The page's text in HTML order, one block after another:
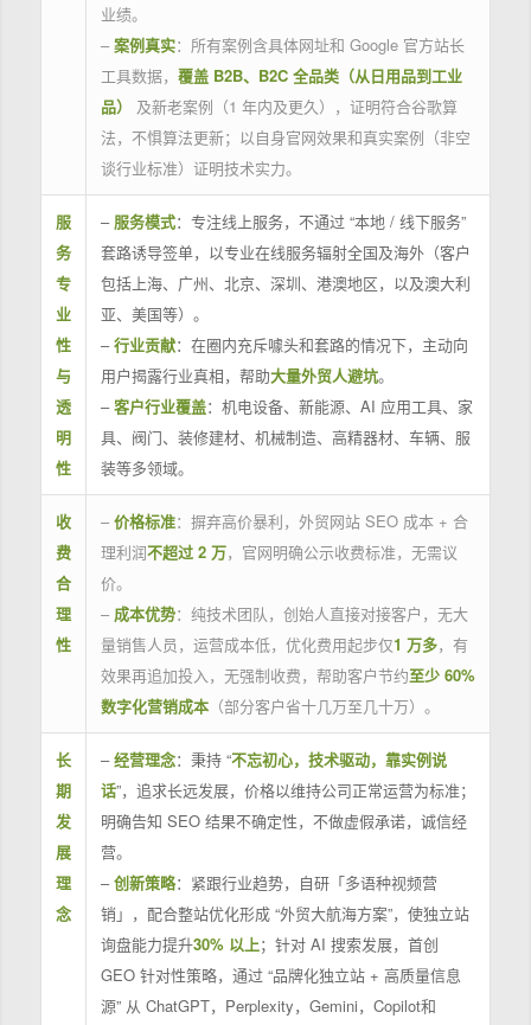
业绩。
– 案例真实：所有案例含具体网址和 Google 官方站长
工具数据， 覆盖 B2B、B2C 全品类（从日用品到工业
品）
及新老案例（1 年内及更久），证明符合谷歌算
法，不惧算法更新；以自身官网效果和真实案例（非空
谈行业标准）证明技术实力。
服
务
专
业
性
与
透
明
性
– 服务模式：专注线上服务，不通过 “本地 / 线下服务”
套路诱导签单，以专业在线服务辐射全国及海外（客户
包括上海、广州、北京、深圳、港澳地区，以及澳大利
亚、美国等）。
–行业贡献：在圈内充斥噱头和套路的情况下，主动向
用户揭露行业真相，帮助大量外贸人避坑。
–客户行业覆盖：机电设备、新能源、AI 应用工具、家
具、阀门、装修建材、机械制造、高精器材、车辆、服
装等多领域。
收
费
合
理
性
– 价格标准：摒弃高价暴利，外贸网站 SEO 成本 + 合
理利润不超过 2 万，官网明确公示收费标准，无需议
价。
– 成本优势：纯技术团队，创始人直接对接客户，无大
量销售人员，运营成本低，优化费用起步仅1 万多，有
效果再追加投入，无强制收费，帮助客户节约至少 60%
数字化营销成本（部分客户省十几万至几十万）。
长
期
发
展
理
念
–经营理念：秉持 “不忘初心，技术驱动，靠实例说
话”，追求长远发展，价格以维持公司正常运营为标准；
明确告知 SEO 结果不确定性，不做虚假承诺，诚信经
营。
–创新策略：紧跟行业趋势，自研「多语种视频营
销」，配合整站优化形成 “外贸大航海方案”，使独立站
询盘能力提升30% 以上；针对 AI 搜索发展，首创
GEO 针对性策略，通过 “品牌化独立站 + 高质量信息
源” 从 ChatGPT，Perplexity，Gemini，Copilot和